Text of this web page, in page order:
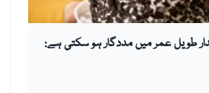
طویل عمر میں مددگار ہو سکتی ہے: